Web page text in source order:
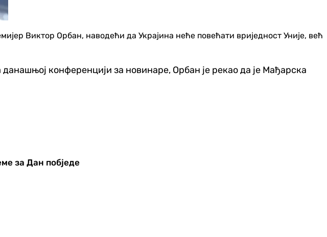
Виктор Орбан, наводећи да Украјина неће повећати вриједност Уније, већ
конференцији за новинаре, Орбан је рекао да је Мађарска
за Дан побједе